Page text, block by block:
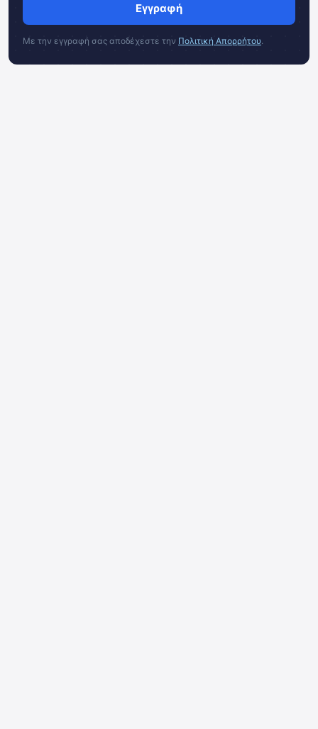
Εγγραφή
Με την εγγραφή σας αποδέχεστε την Πολιτική Απορρήτου.